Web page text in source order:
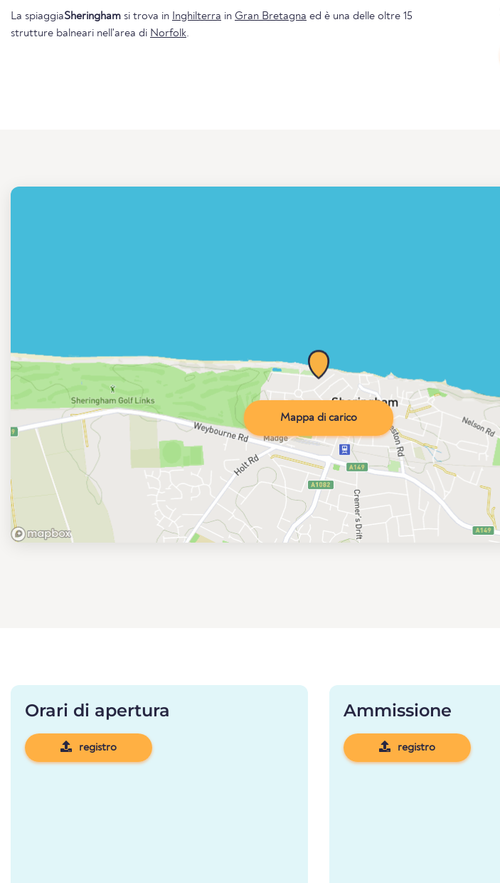
La spiaggiaSheringham si trova in Inghilterra in Gran Bretagna ed è una delle oltre 15
strutture balneari nell'area di Norfolk.
Mappa di carico
Orari di apertura
registro
Ammissione
registro